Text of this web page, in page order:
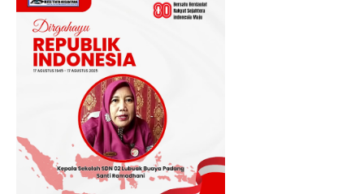
HUT RI KE - 80,